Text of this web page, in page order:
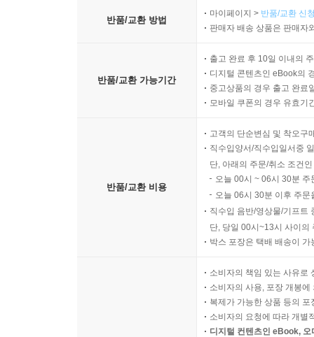
반품/교환 방법
마이페이지 > 반품/교환 신
판매자 배송 상품은 판매자
반품/교환 가능기간
출고 완료 후 10일 이내의
디지털 콘텐츠인 eBook의
중고상품의 경우 출고 완료
모바일 쿠폰의 경우 유효기
반품/교환 비용
고객의 단순변심 및 착오구
직수입양서/직수입일서중
단, 아래의 주문/취소 조건
오늘 00시 ~ 06시 30분
오늘 06시 30분 이후 주
직수입 음반/영상물/기프트
단, 당일 00시~13시 사이의
박스 포장은 택배 배송이
소비자의 책임 있는 사유로
소비자의 사용, 포장 개봉
복제가 가능한 상품 등의
소비자의 요청에 따라 개별
디지털 컨텐츠인 eBook,